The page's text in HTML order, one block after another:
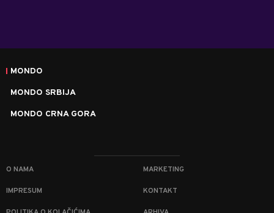
MONDO
MONDO SRBIJA
MONDO CRNA GORA
O NAMA MARKETING
IMPRESUM KONTAKT